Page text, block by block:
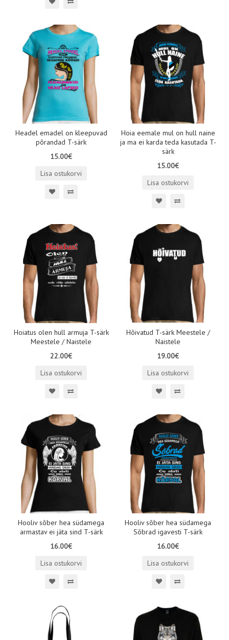
Headel emadel on kleepuvad
põrandad T-särk
15.00€
Lisa ostukorvi
Hoia eemale mul on hull naine
ja ma ei karda teda kasutada T-
särk
15.00€
Lisa ostukorvi
Hoiatus olen hull armuja T-särk
Meestele / Naistele
22.00€
Lisa ostukorvi
Hõivatud T-särk Meestele /
Naistele
19.00€
Lisa ostukorvi
Hooliv sõber hea südamega
armastav ei jäta sind T-särk
16.00€
Lisa ostukorvi
Hooliv sõber hea südamega
Sõbrad igavesti T-särk
16.00€
Lisa ostukorvi